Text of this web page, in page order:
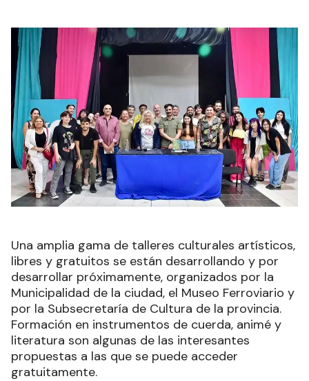
Una amplia gama de talleres culturales artísticos,
libres y gratuitos se están desarrollando y por
desarrollar próximamente, organizados por la
Municipalidad de la ciudad, el Museo Ferroviario y
por la Subsecretaría de Cultura de la provincia.
Formación en instrumentos de cuerda, animé y
literatura son algunas de las interesantes
propuestas a las que se puede acceder
gratuitamente.